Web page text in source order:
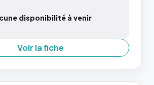
disponibilité à venir
Voir la fiche